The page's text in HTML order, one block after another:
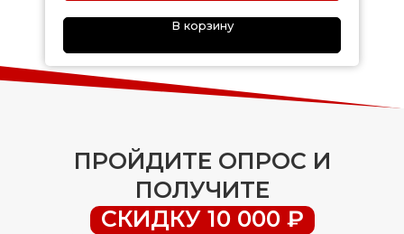
В корзину
ПРОЙДИТЕ ОПРОС И
ПОЛУЧИТЕ
СКИДКУ 10 000 ₽